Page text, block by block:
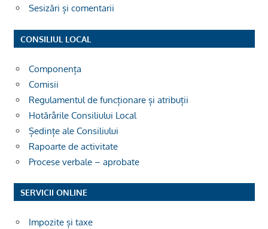
Sesizări și comentarii
CONSILIUL LOCAL
Componența
Comisii
Regulamentul de funcționare și atribuții
Hotărârile Consiliului Local
Ședințe ale Consiliului
Rapoarte de activitate
Procese verbale – aprobate
SERVICII ONLINE
Impozite și taxe